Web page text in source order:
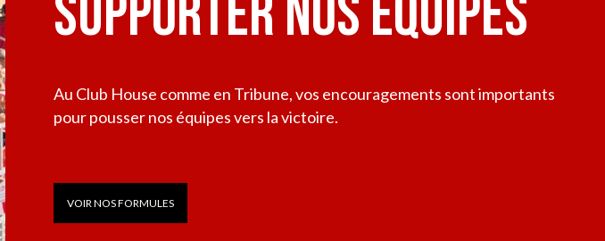
SUPPORTER NOS ÉQUIPES
Au Club House comme en Tribune, vos encouragements sont importants
pour pousser nos équipes vers la victoire.
VOIR NOS FORMULES